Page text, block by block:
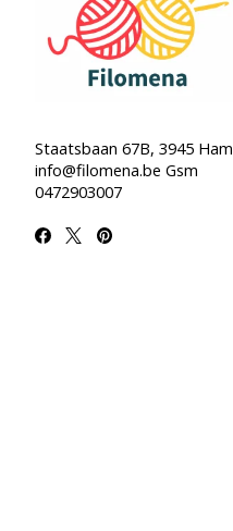
Staatsbaan 67B, 3945 Ham
info@filomena.be Gsm
0472903007